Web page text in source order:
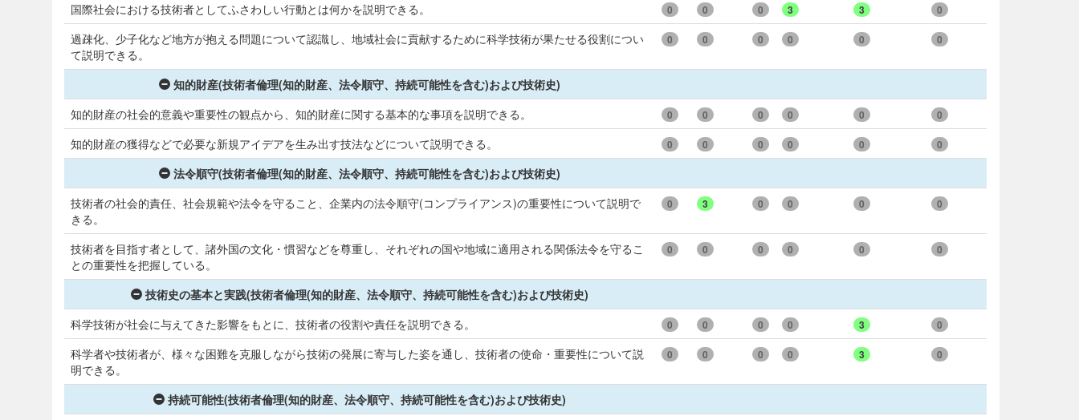
国際社会における技術者としてふさわしい行動とは何かを説明できる。
0 0 0 3 3 0
過疎化、少子化など地方が抱える問題について認識し、地域社会に貢献するために科学技術が果たせる役割につい
て説明できる。
0 0 0 0 0 0
知的財産(技術者倫理(知的財産、法令順守、持続可能性を含む)および技術史)
知的財産の社会的意義や重要性の観点から、知的財産に関する基本的な事項を説明できる。
0 0 0 0 0 0
知的財産の獲得などで必要な新規アイデアを生み出す技法などについて説明できる。 0 0 0 0 0 0
法令順守(技術者倫理(知的財産、法令順守、持続可能性を含む)および技術史)
技術者の社会的責任、社会規範や法令を守ること、企業内の法令順守(コンプライアンス)の重要性について説明で
きる。
0 3 0 0 0 0
技術者を目指す者として、諸外国の文化・慣習などを尊重し、それぞれの国や地域に適用される関係法令を守るこ
との重要性を把握している。
0 0 0 0 0 0
技術史の基本と実践(技術者倫理(知的財産、法令順守、持続可能性を含む)および技術史)
科学技術が社会に与えてきた影響をもとに、技術者の役割や責任を説明できる。
0 0 0 0 3 0
科学者や技術者が、様々な困難を克服しながら技術の発展に寄与した姿を通し、技術者の使命・重要性について説
明できる。
0 0 0 0 3 0
持続可能性(技術者倫理(知的財産、法令順守、持続可能性を含む)および技術史)